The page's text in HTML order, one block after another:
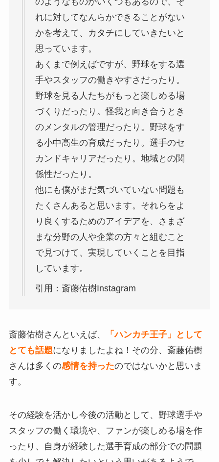
れに対してなんらかできることがない
かを考えて、カタチにしていきたいと
思っています。
あくまで例えばですが、野球をする選
手やスタッフの働きやすさだったり。
野球を見る人たちがもっと楽しめる場
づくりだったり。怪我と向き合うとき
のメンタルの管理だったり。野球をす
る小中高生の育成だったり。選手のセ
カンドキャリアだったり。地域との関
係性だったり。
他にも僕がまだ気づいていない問題も
たくさんあると思います。それらをよ
り良くするためのアイデアを、さまざ
まな分野の人や企業の方々と組むこと
で見つけて、実現していくことを目指
しています。
引用：斎藤佑樹Instagram
斎藤佑樹さんといえば、
「ハンカチ王子」として
とても話題になりましたよね！その分、斎藤佑樹
さんは多くの感情を持ったのではないかと思いま
す。
その経験を活かし今後の活動として、野球選手や
スタッフの働く環境や、ファンが楽しめる場を作
ったり、自身が経験した選手育成の部分での問題